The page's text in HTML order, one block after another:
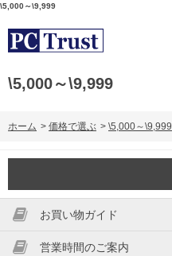
\5,000～\9,999
\5,000～\9,999
ホーム > 価格で選ぶ > \5,000～\9,999
お買い物ガイド
営業時間のご案内